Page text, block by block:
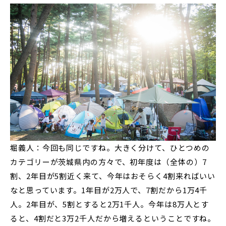
堀義人：今回も同じですね。大きく分けて、ひとつめの
カテゴリーが茨城県内の方々で、初年度は（全体の）7
割、2年目が5割近く来て、今年はおそらく4割来ればいい
なと思っています。1年目が2万人で、7割だから1万4千
人。2年目が、5割とすると2万1千人。今年は8万人とす
ると、4割だと3万2千人だから増えるということですね。